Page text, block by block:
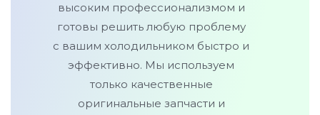
высоким профессионализмом и
готовы решить любую проблему
с вашим холодильником быстро и
эффективно. Мы используем
только качественные
оригинальные запчасти и